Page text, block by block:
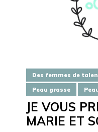
Des femmes de
Peau grasse
JE VOUS
MARIE ET